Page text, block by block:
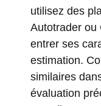
utilisez des
Autotrader ou
entrer ses
estimation.
similaires
évaluation